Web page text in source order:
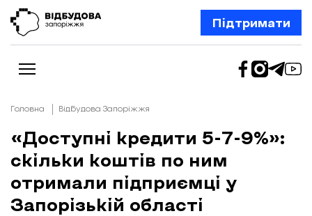
Підтримати
Новини
Відбудова Запоріжжя
Ексклюзив
Бізнес
Шлях додому
Головна Відбудова Запоріжжя
«Доступні кредити 5-7-9%»:
скільки коштів по ним
отримали підприємці у
Запорізькій області